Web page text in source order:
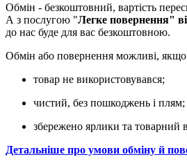
Обмін - безкоштовний, вартість
А з послугою "Легке повернення"
до нас буде для вас безкоштовною.
Обмін або повернення можливі,
товар не використовувався;
чистий, без пошкоджень і плям;
збережено ярлики та товарний
Детальніше про умови обміну й